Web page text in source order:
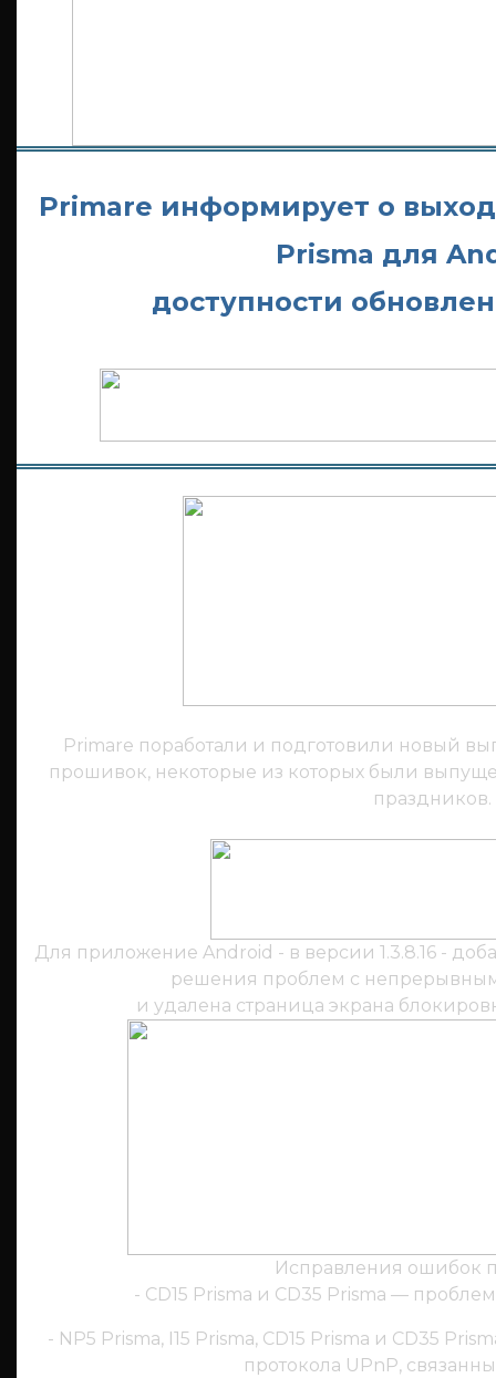
Primare информирует о
Prisma для
доступности
Primare поработали и подготовили новый
прошивок, некоторые из которых были
праздников.
Для приложение Android - в версии 1.3.8.16 -
решения проблем с
и удалена страница экрана
Исправления ошибок
- CD15 Prisma и CD35 Prisma —
- NP5 Prisma, I15 Prisma, CD15 Prisma и CD35
протокола UPnP,